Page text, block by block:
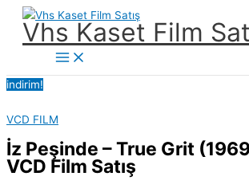
İçeriğe
Vhs Kaset Film
Main
Menu
indirim!
VCD FILM
İz Peşinde – True Grit
VCD Film Satış